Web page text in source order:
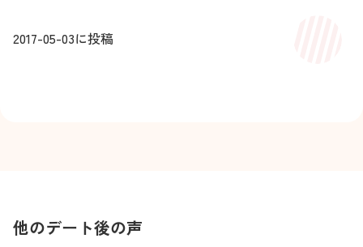
2017-05-03に投稿
他のデート後の声